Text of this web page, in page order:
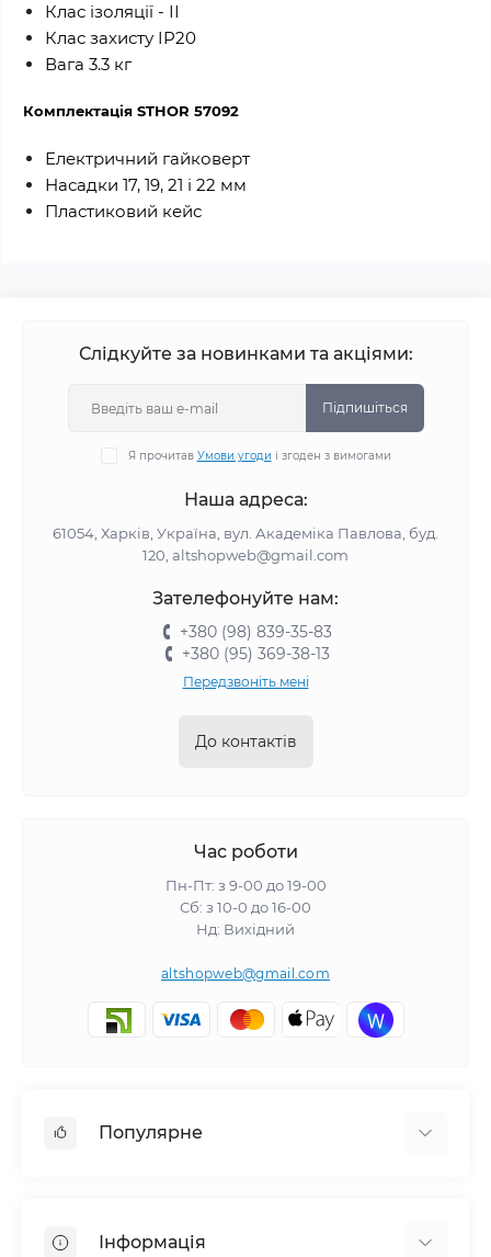
Клас ізоляції - ІІ
Клас захисту IP20
Вага 3.3 кг
Комплектація STHOR 57092
Електричний гайковерт
Насадки 17, 19, 21 і 22 мм
Пластиковий кейс
Слідкуйте за новинками та акціями:
Підпишіться
Я прочитав Умови угоди і згоден з вимогами
Наша адреса:
61054, Харків, Україна, вул. Академіка Павлова, буд.
120, altshopweb@gmail.com
Зателефонуйте нам:
+380 (98) 839-35-83
+380 (95) 369-38-13
Передзвоніть мені
До контактів
Час роботи
Пн-Пт: з 9-00 до 19-00
Сб: з 10-0 до 16-00
Нд: Вихідний
altshopweb@gmail.com
Популярне
Інформація